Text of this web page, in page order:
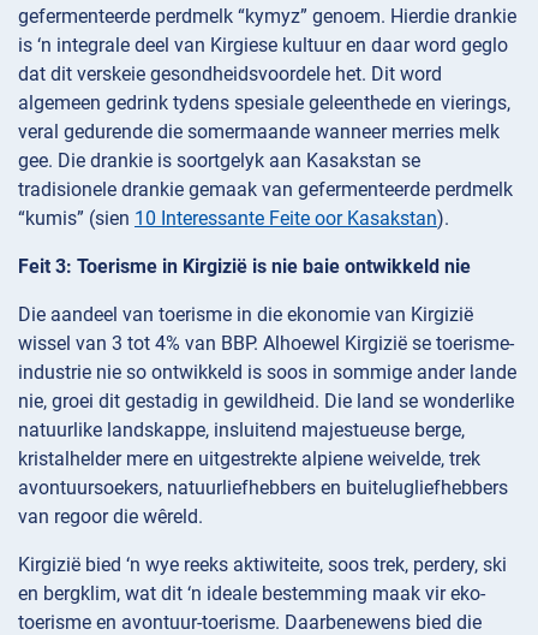
gefermenteerde perdmelk “kymyz” genoem. Hierdie drankie
is ‘n integrale deel van Kirgiese kultuur en daar word geglo
dat dit verskeie gesondheidsvoordele het. Dit word
algemeen gedrink tydens spesiale geleenthede en vierings,
veral gedurende die somermaande wanneer merries melk
gee. Die drankie is soortgelyk aan Kasakstan se
tradisionele drankie gemaak van gefermenteerde perdmelk
“kumis” (sien 10 Interessante Feite oor Kasakstan).
Feit 3: Toerisme in Kirgizië is nie baie ontwikkeld nie
Die aandeel van toerisme in die ekonomie van Kirgizië
wissel van 3 tot 4% van BBP. Alhoewel Kirgizië se toerisme-
industrie nie so ontwikkeld is soos in sommige ander lande
nie, groei dit gestadig in gewildheid. Die land se wonderlike
natuurlike landskappe, insluitend majestueuse berge,
kristalhelder mere en uitgestrekte alpiene weivelde, trek
avontuursoekers, natuurliefhebbers en buitelugliefhebbers
van regoor die wêreld.
Kirgizië bied ‘n wye reeks aktiwiteite, soos trek, perdery, ski
en bergklim, wat dit ‘n ideale bestemming maak vir eko-
toerisme en avontuur-toerisme. Daarbenewens bied die